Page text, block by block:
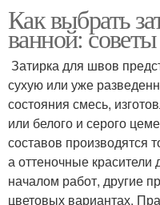
Как выбрать
ванной:
Затирка для швов
сухую или уже
состояния смесь,
или белого и серого
составов производятся
а оттеночные красители
началом работ, другие
цветовых вариантах.